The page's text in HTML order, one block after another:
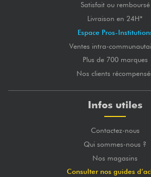
Satisfait ou remboursé
Livraison en 24H*
Espace Pros-
Ventes intra-
Plus de 700 marques
Nos clients
Infos utiles
Contactez-nous
Qui sommes-nous ?
Nos magasins
Consulter nos guides